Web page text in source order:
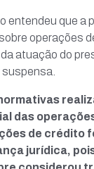
entendeu que a
operações
atuação do
das
de crédito
jurídica,